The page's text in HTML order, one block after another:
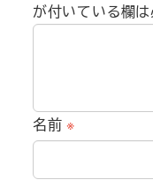
が付いている欄
名前※